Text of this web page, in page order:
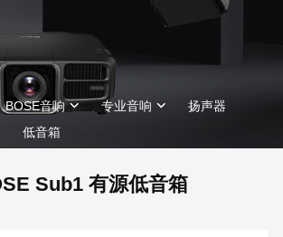
BOSE音响 专业音响
扬声器
低音箱
Sub1 有源低音箱